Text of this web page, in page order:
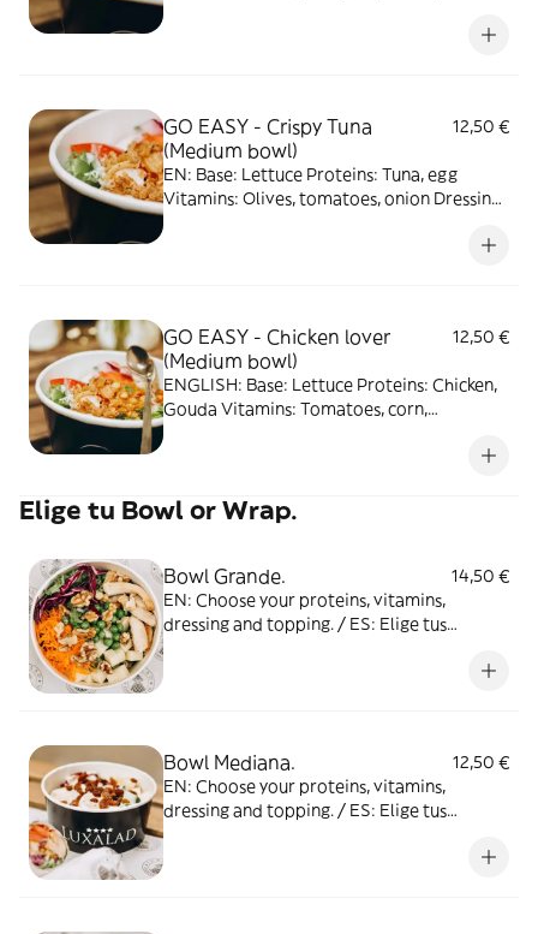
GO EASY - Crispy Tuna
(Medium bowl)
12,50 €
EN: Base: Lettuce Proteins: Tuna, egg
Vitamins: Olives, tomatoes, onion Dressing:
GO EASY - Chicken lover
(Medium bowl)
12,50 €
ENGLISH: Base: Lettuce Proteins: Chicken,
Gouda Vitamins: Tomatoes, corn,
Tomate, maíz, pepino Salsa: César Topping:
Elige tu Bowl or Wrap.
Bowl Grande.
14,50 €
EN: Choose your proteins, vitamins,
dressing and topping. / ES: Elige tus
Bowl Mediana.
12,50 €
EN: Choose your proteins, vitamins,
dressing and topping. / ES: Elige tus